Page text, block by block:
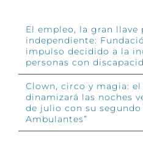
El empleo, la gran llave
independiente:
impulso decidido a la
personas con
Clown, circo y magia:
dinamizará las noches
de julio con su segundo
Ambulantes”